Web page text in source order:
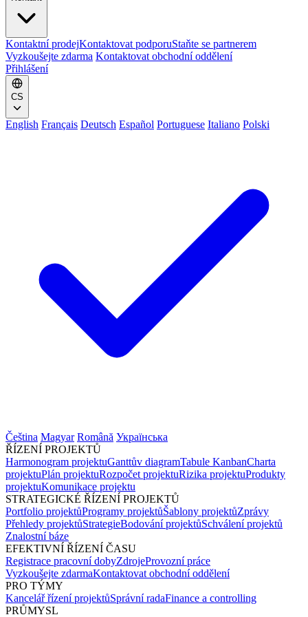
Kontaktní prodejKontaktovat podporuStaňte se partnerem
Vyzkoušejte zdarma Kontaktovat obchodní oddělení
Přihlášení
CS
English Français Deutsch Español Portuguese Italiano Polski
Čeština Magyar Română Українська
ŘÍZENÍ PROJEKTŮ
Harmonogram projektuGanttův diagramTabule KanbanCharta
projektuPlán projektuRozpočet projektuRizika projektuProdukty
projektuKomunikace projektu
STRATEGICKÉ ŘÍZENÍ PROJEKTŮ
Portfolio projektůProgramy projektůŠablony projektůZprávy
Přehledy projektůStrategieBodování projektůSchválení projektů
Znalostní báze
EFEKTIVNÍ ŘÍZENÍ ČASU
Registrace pracovní dobyZdrojeProvozní práce
Vyzkoušejte zdarmaKontaktovat obchodní oddělení
PRO TÝMY
Kancelář řízení projektůSprávní radaFinance a controlling
PRŮMYSL